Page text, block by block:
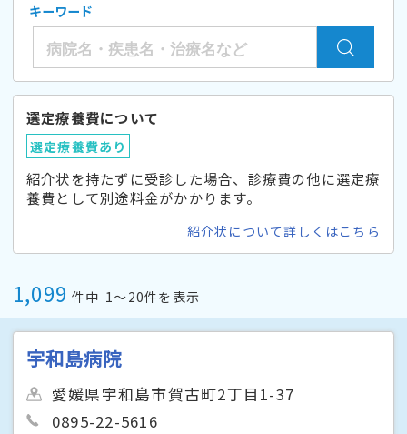
キーワード
選定療養費について
選定療養費あり
紹介状を持たずに受診した場合、診療費の他に選定療
養費として別途料金がかかります。
紹介状について詳しくはこちら
1,099 件中 1〜20件を表示
宇和島病院
愛媛県宇和島市賀古町2丁目1-37
0895-22-5616